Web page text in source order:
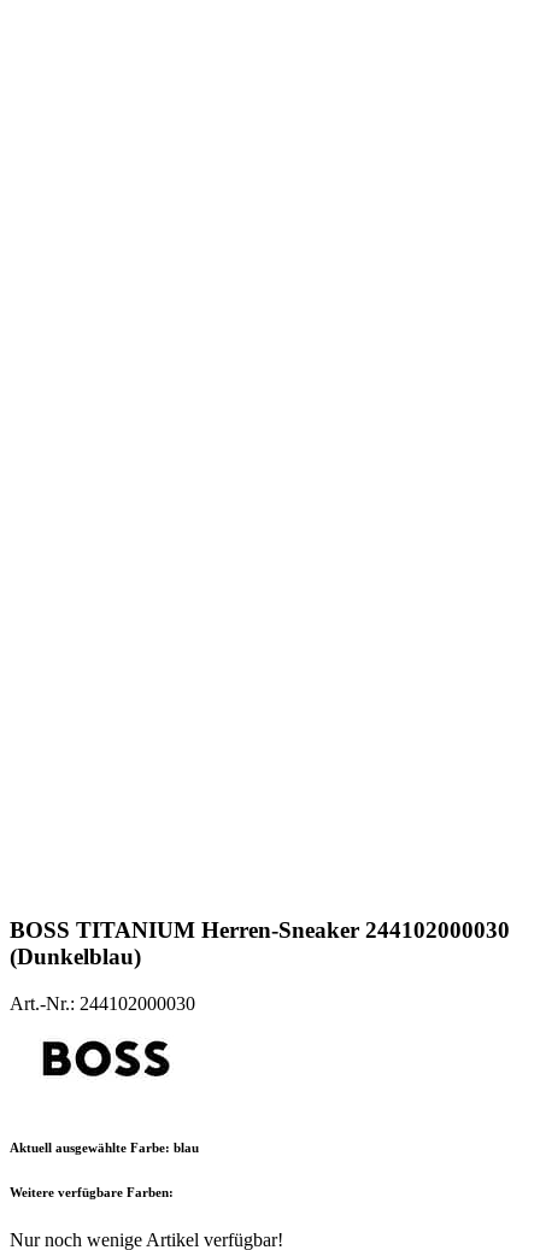
BOSS TITANIUM Herren-Sneaker 244102000030
(Dunkelblau)
Art.-Nr.: 244102000030
Aktuell ausgewählte Farbe: blau
Weitere verfügbare Farben:
Nur noch wenige Artikel verfügbar!